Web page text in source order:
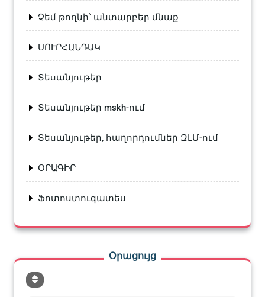
Չեմ թողնի՝ անտարբեր մնաք
ՍՈՒՐՀԱՆԴԱԿ
Տեսանյութեր
Տեսանյութեր mskh-ում
Տեսանյութեր, հաղորդումներ ԶԼՄ-ում
ՕՐԱԳԻՐ
Ֆոտոստուգատես
Օրացույց